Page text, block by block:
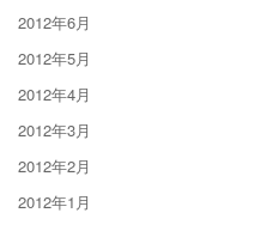
2012年6月
2012年5月
2012年4月
2012年3月
2012年2月
2012年1月